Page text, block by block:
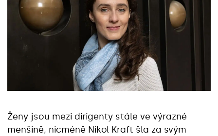
Ženy jsou mezi dirigenty stále ve výrazné
menšině, nicméně Nikol Kraft šla za svým